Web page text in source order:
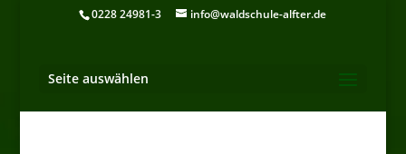
0228 24981-3 info@waldschule-alfter.de
Seite auswählen